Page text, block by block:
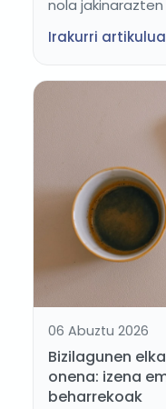
nola jakinarazten
Irakurri artikulua
06 Abuztu 2026
Bizilagunen
onena: izena
beharrekoak